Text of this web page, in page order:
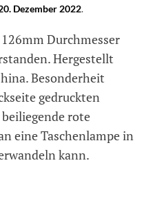
Dezember 2022.
Durchmesser
Hergestellt
Besonderheit
gedruckten
rote
eine Taschenlampe in
kann.